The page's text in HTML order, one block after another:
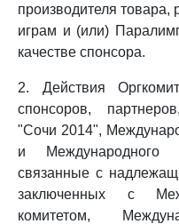
производителя
играм и (или)
качестве спонсора.
2. Действия
спонсоров,
"Сочи 2014",
и Международного
связанные с
заключенных с
комитетом,